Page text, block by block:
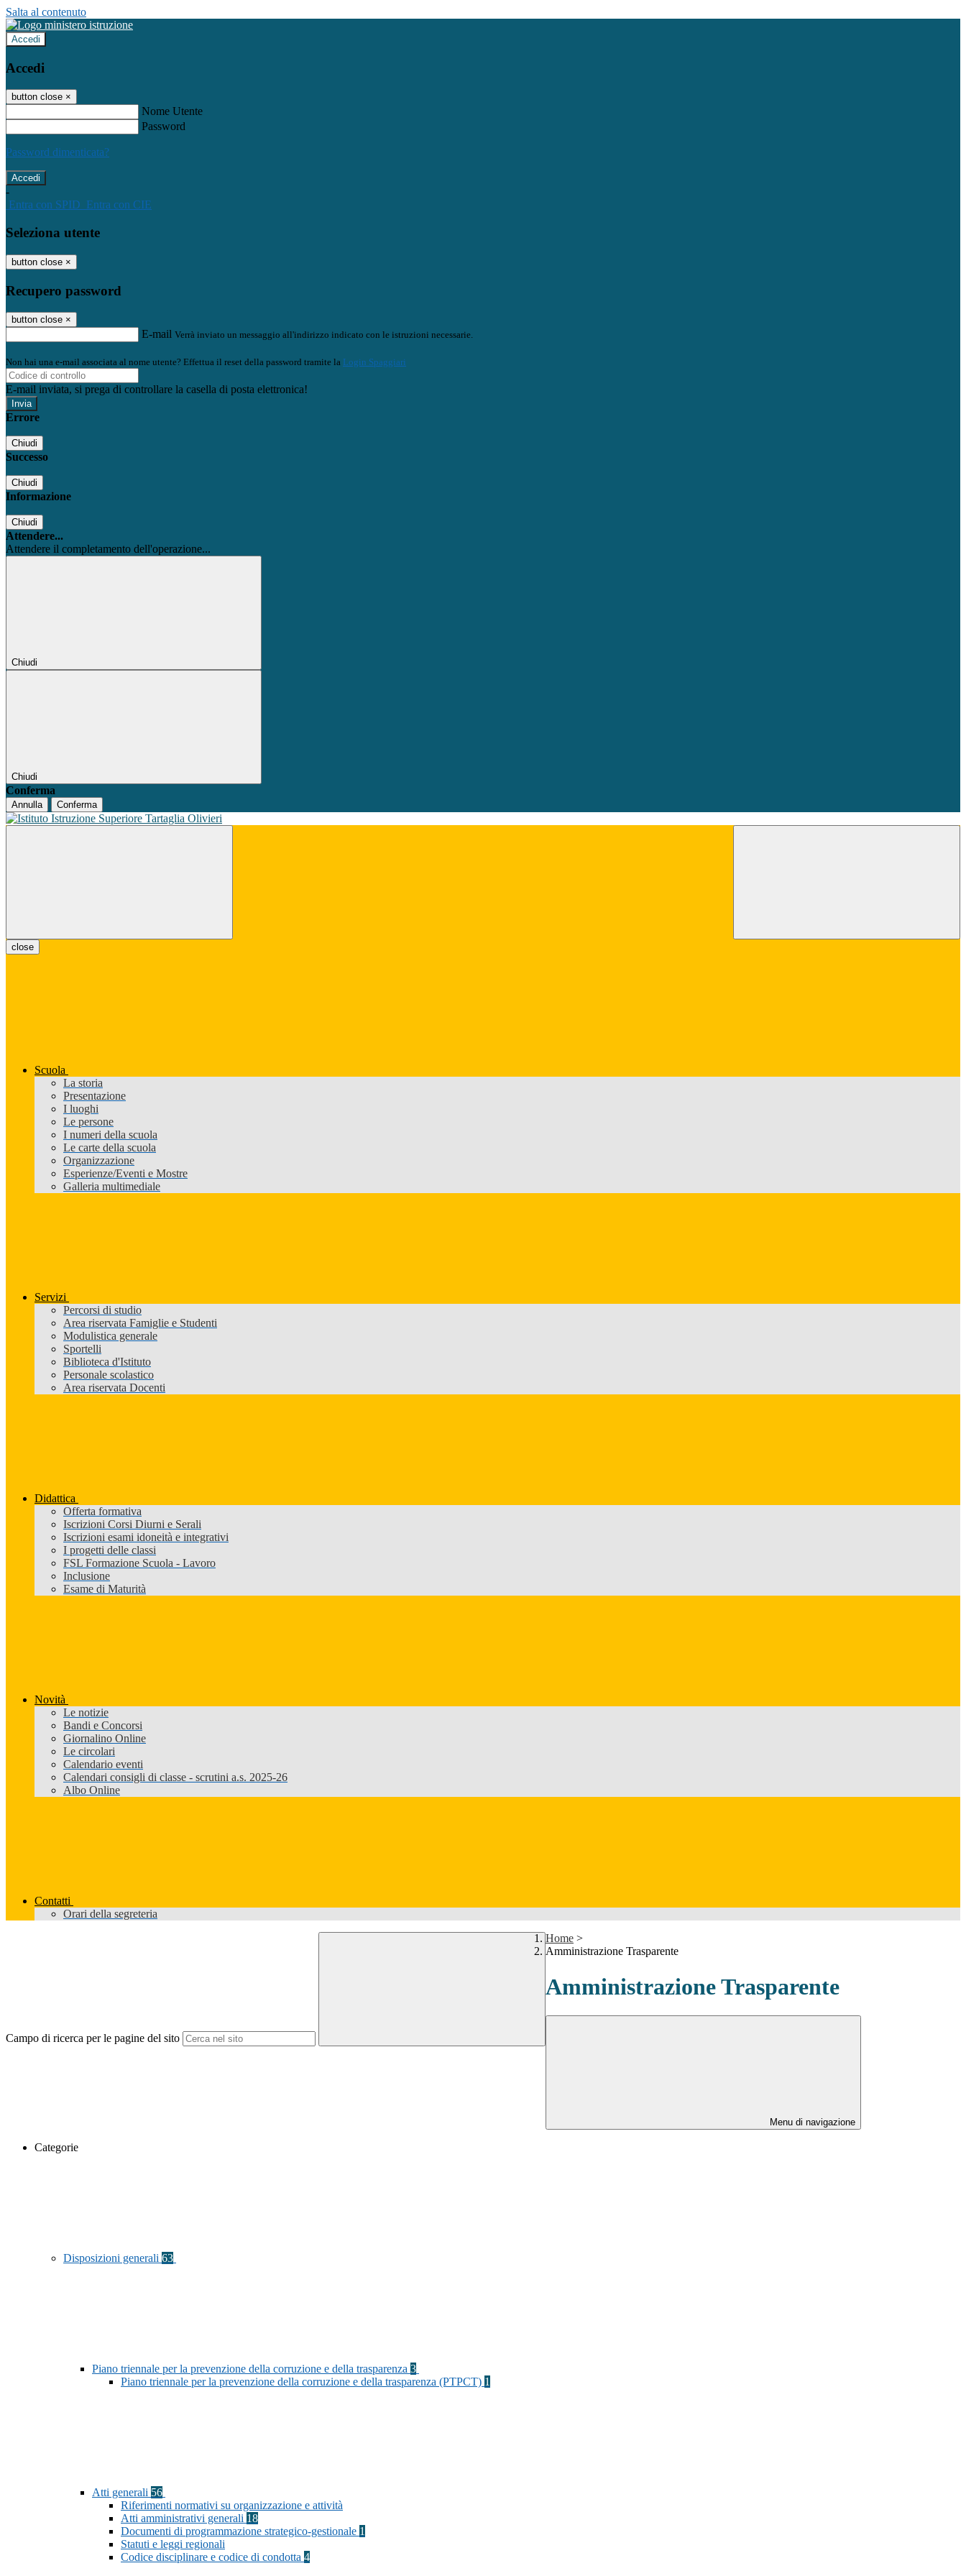
Salta al contenuto
Accedi
Accedi
button close ×
Nome Utente
Password
Password dimenticata?
-
Entra con SPID Entra con CIE
Seleziona utente
button close ×
Recupero password
button close ×
E-mail Verrà inviato un messaggio all'indirizzo indicato con le istruzioni necessarie.
Non hai una e-mail associata al nome utente? Effettua il reset della password tramite la Login Spaggiari
E-mail inviata, si prega di controllare la casella di posta elettronica!
Errore
Chiudi
Successo
Chiudi
Informazione
Chiudi
Attendere...
Attendere il completamento dell'operazione...
Chiudi
Chiudi
Conferma
Annulla Conferma
close
Scuola
La storia
Presentazione
I luoghi
Le persone
I numeri della scuola
Le carte della scuola
Organizzazione
Esperienze/Eventi e Mostre
Galleria multimediale
Servizi
Percorsi di studio
Area riservata Famiglie e Studenti
Modulistica generale
Sportelli
Biblioteca d'Istituto
Personale scolastico
Area riservata Docenti
Didattica
Offerta formativa
Iscrizioni Corsi Diurni e Serali
Iscrizioni esami idoneità e integrativi
I progetti delle classi
FSL Formazione Scuola - Lavoro
Inclusione
Esame di Maturità
Novità
Le notizie
Bandi e Concorsi
Giornalino Online
Le circolari
Calendario eventi
Calendari consigli di classe - scrutini a.s. 2025-26
Albo Online
Contatti
Orari della segreteria
Campo di ricerca per le pagine del sito
Home >
Amministrazione Trasparente
Amministrazione Trasparente
Menu di navigazione
Categorie
Disposizioni generali 63
Piano triennale per la prevenzione della corruzione e della trasparenza 3
Piano triennale per la prevenzione della corruzione e della trasparenza (PTPCT) 1
Atti generali 56
Riferimenti normativi su organizzazione e attività
Atti amministrativi generali 18
Documenti di programmazione strategico-gestionale 1
Statuti e leggi regionali
Codice disciplinare e codice di condotta 4